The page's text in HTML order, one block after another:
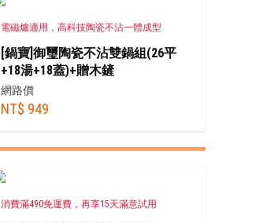
電磁爐適用，高科技陶瓷不沾一體成型
[鍋寶]御璽陶瓷不沾雙鍋組(26平
+18湯+18蓋)+贈木鏟
網路價
NT$ 949
消費滿490免運費，再享15天滿意試用